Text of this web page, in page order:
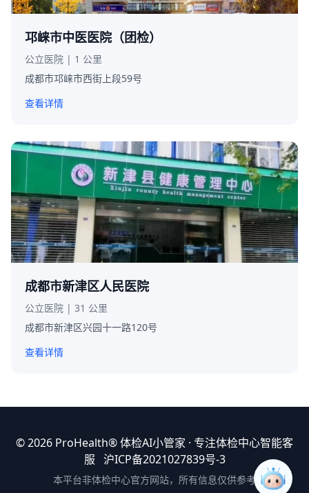
邛崃市中医医院（团检）
公立医院 | 1 公里
成都市邛崃市西街上段59号
查看详情
成都市新津区人民医院
公立医院 | 31 公里
成都市新津区兴园十一路120号
查看详情
© 2026 ProHealth®体检AI小管家 · 专注体检中心智能客
服 沪ICP备2021027839号-3
本平台非体检中心官方网站，所有信息仅供参考